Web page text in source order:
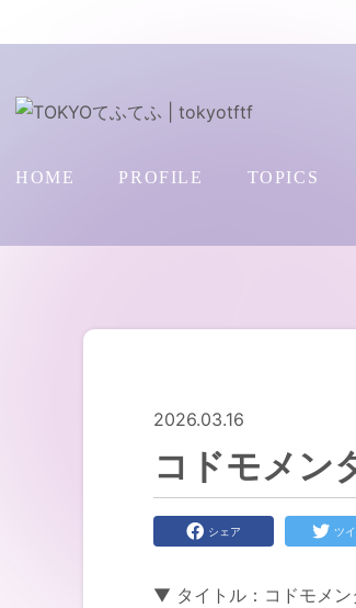
HOME PROFILE TOPICS
2026.03.16
コドモメン
シェア ツ
▼ タイトル：コドモメン